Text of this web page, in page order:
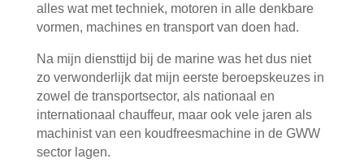
alles wat met techniek, motoren in alle denkbare
vormen, machines en transport van doen had.
Na mijn diensttijd bij de marine was het dus niet
zo verwonderlijk dat mijn eerste beroepskeuzes in
zowel de transportsector, als nationaal en
internationaal chauffeur, maar ook vele jaren als
machinist van een koudfreesmachine in de GWW
sector lagen.